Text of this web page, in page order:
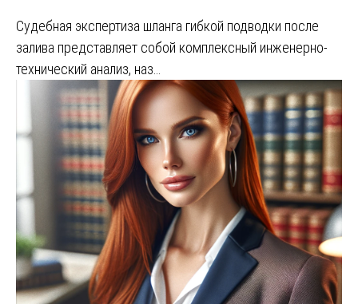
Судебная экспертиза шланга гибкой подводки после
залива представляет собой комплексный инженерно-
технический анализ, наз…